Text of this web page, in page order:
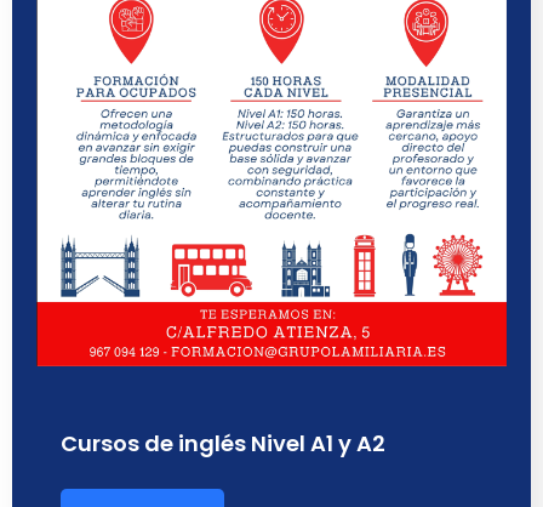
Cursos de inglés Nivel A1 y A2